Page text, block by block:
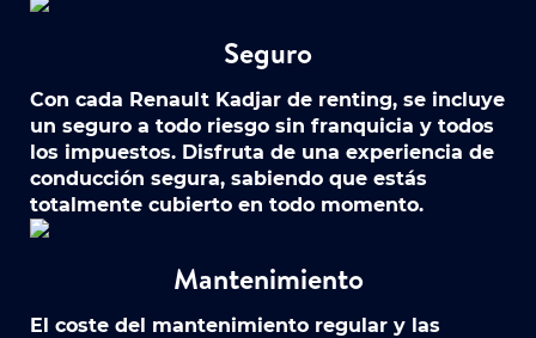
Seguro
Con cada Renault Kadjar de renting, se incluye
un seguro a todo riesgo sin franquicia y todos
los impuestos. Disfruta de una experiencia de
conducción segura, sabiendo que estás
totalmente cubierto en todo momento.
Mantenimiento
El coste del mantenimiento regular y las